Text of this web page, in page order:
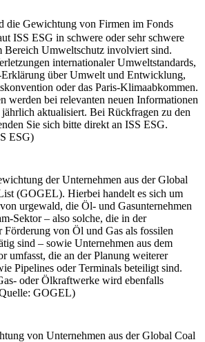
die Gewichtung von Firmen im Fonds
ISS ESG in schwere oder sehr schwere
Bereich Umweltschutz involviert sind.
internationaler Umweltstandards,
über Umwelt und Entwicklung,
oder das Paris-Klimaabkommen.
werden bei relevanten neuen Informationen
jährlich aktualisiert. Bei Rückfragen zu den
Sie sich bitte direkt an ISS ESG.
ESG)
der Unternehmen aus der Global
(GOGEL). Hierbei handelt es sich um
urgewald, die Öl- und Gasunternehmen
Sektor – also solche, die in der
Förderung von Öl und Gas als fossilen
sind – sowie Unternehmen aus dem
umfasst, die an der Planung weiterer
Pipelines oder Terminals beteiligt sind.
oder Ölkraftwerke wird ebenfalls
GOGEL)
von Unternehmen aus der Global Coal